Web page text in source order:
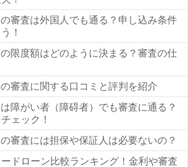
審査は外国人でも通る？申し込み条件
！
限度額はどのように決まる？審査の仕
審査に関する口コミと評判を紹介
障がい者（障碍者）でも審査に通る？
ェック！
審査には担保や保証人は必要ないの？
ドローン比較ランキング！金利や審査